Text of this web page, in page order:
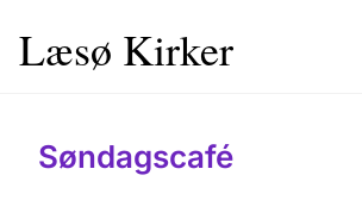
Læsø Kirker
Søndagscafé